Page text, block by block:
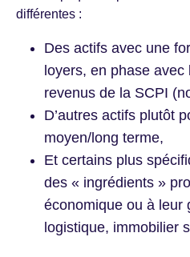
différentes :
Des actifs avec une
loyers, en phase avec
revenus de la SCPI
D’autres actifs plutôt
moyen/long terme,
Et certains plus
des « ingrédients »
économique ou à leur
logistique, immobilier